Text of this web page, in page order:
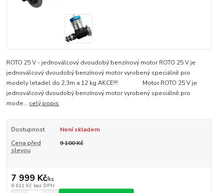
ROTO 25 V - jednoválcový dvoudobý benzínový motor ROTO 25 V je
jednoválcový dvoudobý benzínový motor vyrobený speciálně pro
modely letadel do 2,3m a 12 kg AKCE!!! Motor ROTO 25 V je
jednoválcový dvoudobý benzínový motor vyrobený speciálně pro
mode... celý popis
Dostupnost
Není skladem
Cena před
slevou
9 100 Kč
7 999 Kč/ks
6 611 Kč bez DPH